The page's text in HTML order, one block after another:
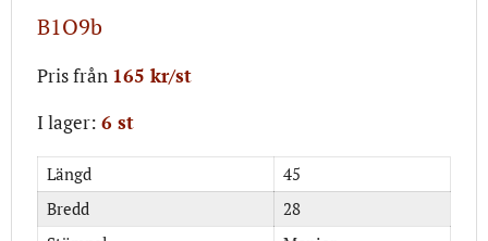
B1O9b
Pris från 165 kr/st
I lager: 6 st
Längd
45
Bredd
28